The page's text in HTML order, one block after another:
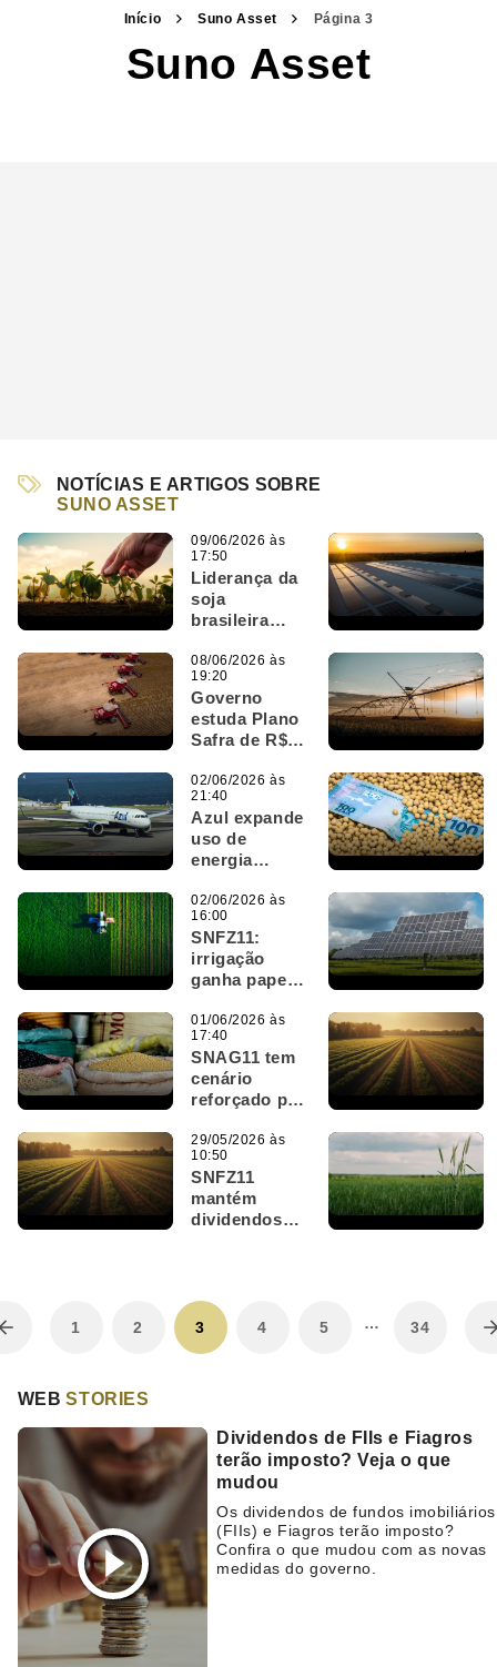
Início Suno Asset Página 3
Suno Asset
NOTÍCIAS E ARTIGOS SOBRE
SUNO ASSET
Liderança da
soja
brasileira
cenário para
operações do
SNAG11
09/06/2026 às
17:50
Governo
estuda Plano
Safra de R$
muda para o
SNAG11?
08/06/2026 às
19:20
Azul expande
uso de
energia
reforça
tendência
acompanhada
pelo SNEL11
02/06/2026 às
21:40
SNFZ11:
irrigação
ganha papel
para
impulsionar
valor das
fazendas
02/06/2026 às
16:00
SNAG11 tem
cenário
reforçado por
do PIB do
agro em 12
meses
01/06/2026 às
17:40
SNFZ11
mantém
dividendos
mil cotistas
29/05/2026 às
10:50
1 2 3 4 5 … 34
WEBSTORIES
Dividendos de FIIs e Fiagros
terão imposto? Veja o que
mudou
Os dividendos de fundos imobiliários
(FIIs) e Fiagros terão imposto?
Confira o que mudou com as novas
medidas do governo.